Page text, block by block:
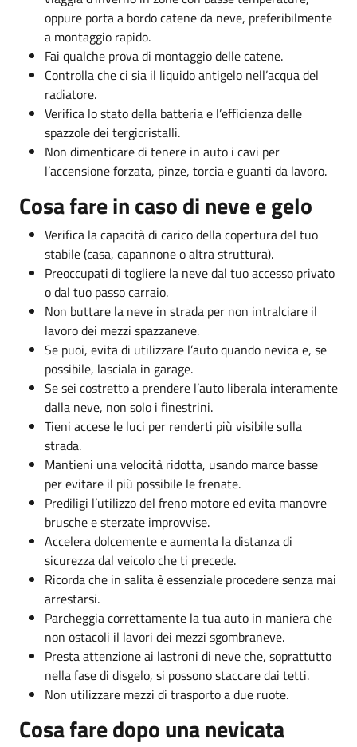
oppure porta a bordo catene da neve, preferibilmente
a montaggio rapido.
Fai qualche prova di montaggio delle catene.
Controlla che ci sia il liquido antigelo nell’acqua del
radiatore.
Verifica lo stato della batteria e l’efficienza delle
spazzole dei tergicristalli.
Non dimenticare di tenere in auto i cavi per
l’accensione forzata, pinze, torcia e guanti da lavoro.
Cosa fare in caso di neve e gelo
Verifica la capacità di carico della copertura del tuo
stabile (casa, capannone o altra struttura).
Preoccupati di togliere la neve dal tuo accesso privato
o dal tuo passo carraio.
Non buttare la neve in strada per non intralciare il
lavoro dei mezzi spazzaneve.
Se puoi, evita di utilizzare l’auto quando nevica e, se
possibile, lasciala in garage.
Se sei costretto a prendere l’auto liberala interamente
dalla neve, non solo i finestrini.
Tieni accese le luci per renderti più visibile sulla
strada.
Mantieni una velocità ridotta, usando marce basse
per evitare il più possibile le frenate.
Prediligi l’utilizzo del freno motore ed evita manovre
brusche e sterzate improvvise.
Accelera dolcemente e aumenta la distanza di
sicurezza dal veicolo che ti precede.
Ricorda che in salita è essenziale procedere senza mai
arrestarsi.
Parcheggia correttamente la tua auto in maniera che
non ostacoli il lavori dei mezzi sgombraneve.
Presta attenzione ai lastroni di neve che, soprattutto
nella fase di disgelo, si possono staccare dai tetti.
Non utilizzare mezzi di trasporto a due ruote.
Cosa fare dopo una nevicata